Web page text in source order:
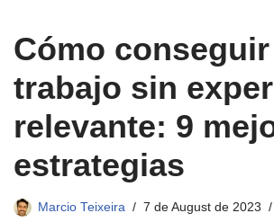
Cómo
trabajo sin
relevante: 9
estrategias
Marcio Teixeira 7 de August de 2023